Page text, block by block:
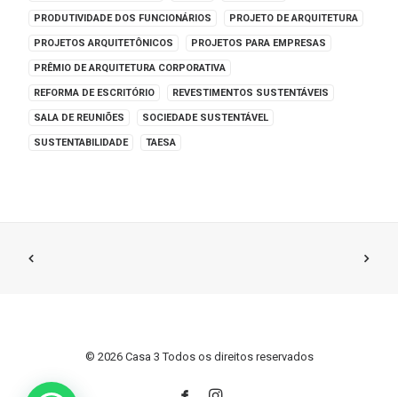
PRODUTIVIDADE DOS FUNCIONÁRIOS PROJETO DE ARQUITETURA
PROJETOS ARQUITETÔNICOS PROJETOS PARA EMPRESAS
PRÊMIO DE ARQUITETURA CORPORATIVA
REFORMA DE ESCRITÓRIO REVESTIMENTOS SUSTENTÁVEIS
SALA DE REUNIÕES SOCIEDADE SUSTENTÁVEL
SUSTENTABILIDADE TAESA
© 2026 Casa 3 Todos os direitos reservados